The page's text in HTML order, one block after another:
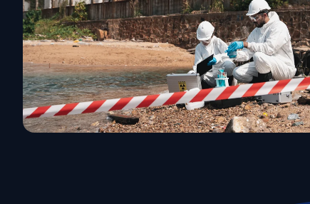
Emissioni e impatto
Life Cycle Assessment (LCA)
Misurazione Carbon Footprint
Valutazione Rischi Climatici (TCFD)